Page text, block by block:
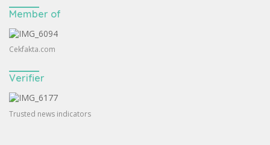
Member of
Cekfakta.com
Verifier
Trusted news indicators